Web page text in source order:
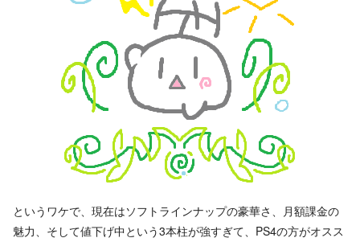
というワケで、現在はソフトラインナップの豪華さ、月額課金の
魅力、そして値下げ中という3本柱が強すぎて、PS4の方がオスス